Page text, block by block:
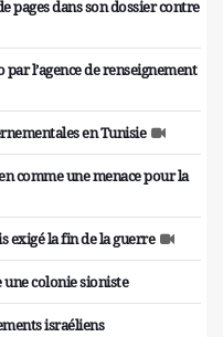
pages dans son dossier contre
par l’agence de renseignement
en Tunisie
comme une menace pour la
exigé la fin de la guerre
colonie sioniste
israéliens